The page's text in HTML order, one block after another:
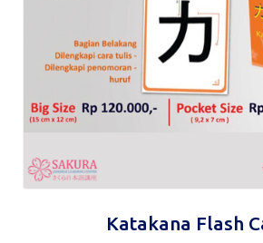
Katakana Flash